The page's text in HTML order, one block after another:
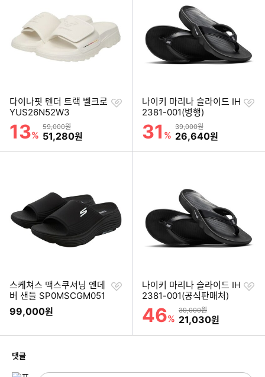
다이나핏 텐더 트랙 벨크로
YUS26N52W3
할인률
13%
상품금액
59,000원
할인금액
51,280원
찜
나이키 마리나 슬라이드 IH
2381-001(병행)
할인률
31 %
상품금액
39,000원
할인금액
26,640원
찜
스케쳐스 맥스쿠셔닝 엔데
버 샌들 SP0MSCGM051
99,000원
찜
나이키 마리나 슬라이드 IH
2381-001(공식판매처)
할인률
46%
상품금액
39,000원
할인금액
21,030원
찜
댓글개